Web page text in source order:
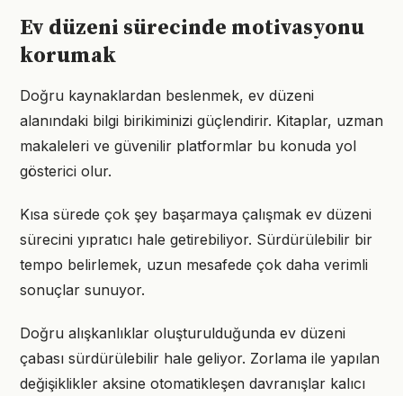
Ev düzeni sürecinde motivasyonu
korumak
Doğru kaynaklardan beslenmek, ev düzeni
alanındaki bilgi birikiminizi güçlendirir. Kitaplar, uzman
makaleleri ve güvenilir platformlar bu konuda yol
gösterici olur.
Kısa sürede çok şey başarmaya çalışmak ev düzeni
sürecini yıpratıcı hale getirebiliyor. Sürdürülebilir bir
tempo belirlemek, uzun mesafede çok daha verimli
sonuçlar sunuyor.
Doğru alışkanlıklar oluşturulduğunda ev düzeni
çabası sürdürülebilir hale geliyor. Zorlama ile yapılan
değişiklikler aksine otomatikleşen davranışlar kalıcı